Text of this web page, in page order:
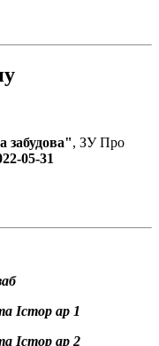
забудова", ЗУ Про
05-31